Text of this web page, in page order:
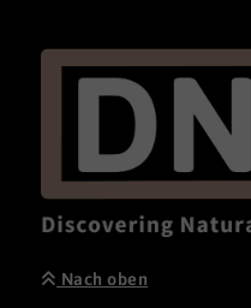
Nach oben